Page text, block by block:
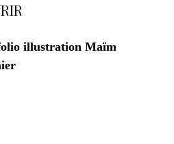
illustration Maïm